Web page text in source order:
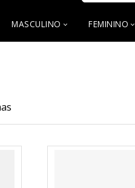
MASCULINO FEMININO